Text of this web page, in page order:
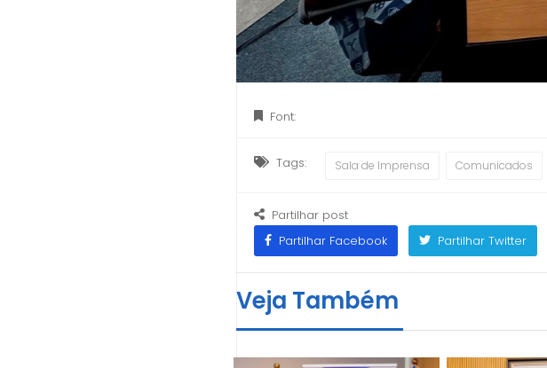
Font:
Tags: Sala de Imprensa Comunicados
Partilhar post
Partilhar Facebook
Partilhar Twitter
Veja Também